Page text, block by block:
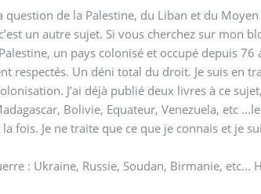
de la Palestine, du Liban et du Moyen
un autre sujet. Si vous cherchez sur mon
un pays colonisé et occupé depuis 76
respectés. Un déni total du droit. Je suis en
J’ai déjà publié deux livres à ce
Bolivie, Equateur, Venezuela, etc
fois. Je ne traite que ce que je connais et je
: Ukraine, Russie, Soudan, Birmanie, etc...